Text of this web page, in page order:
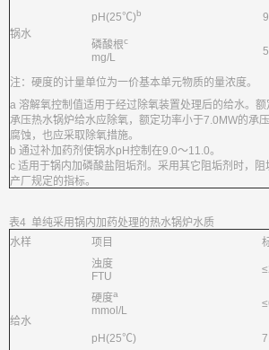
锅水
pH(25℃)b
磷酸根c
mg/L
注：硬度的计量单位为一价基本单元物质的量浓度。
a 溶解氧控制值适用于经过除氧装置处理后的给水。
承压热水锅炉给水应除氧，额定功率小于7.0MW的承
腐蚀，也应采取除氧措施。
b 通过补加药剂使锅水pH控制在9.0～11.0。
c 适用于锅内加磷酸盐阻垢剂。采用其它阻垢剂时，
产厂规定的指标。
表4 单纯采用锅内加药处理的热水锅炉水质
水样
项目
给水
浊度
FTU
硬度a
mmol/L
pH(25℃)